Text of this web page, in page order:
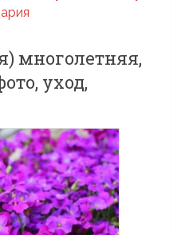
многолетняя,
уход,